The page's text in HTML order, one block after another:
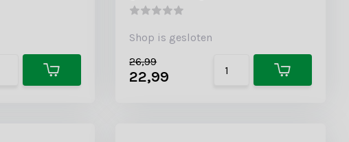
Shop is gesloten
26,99
22,99